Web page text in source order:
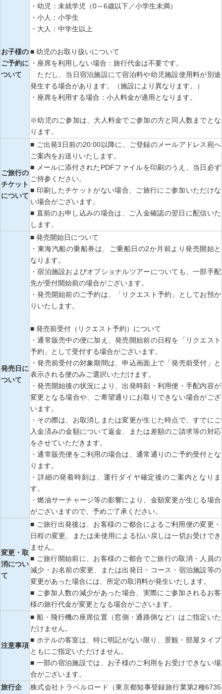
お子様の
ご予約に
ついて
・幼児：未就学児（0～6歳以下／小学生未満）
・小人：小学生
・大人：中学生以上
■ 幼児のお取り扱いについて
・座席を利用しない場合：旅行代金は不要です。
ただし、当日宿泊施設にて宿泊料や幼児施設使用料が別途
発生する場合があります。（施設により異なります。）
・座席を利用する場合：小人料金が適用となります。
※幼児のご参加は、大人料金でご参加の方と同人数までとな
ります。
ご旅行の
チケット
について
■ ご出発3日前の20:00以降に、ご登録のメールアドレス宛へ
ご案内をお送りいたします。
■ メールに添付されたPDFファイルを印刷のうえ、当日必ず
ご持参ください。
■ 印刷したチケットがない場合、ご旅行にご参加いただけな
い場合がございます。
■ 直前のお申し込みの場合は、ご入金確認の翌日に配信いた
します。
発売日に
ついて
■ 発売開始日について
・東海汽船の乗船券は、ご乗船日の2か月前より発売開始と
なります。
・宿泊施設およびオプショナルツアーについても、一部手配
先が受付開始前の場合がございます。
・発売開始前のご予約は、「リクエスト予約」としてお預か
りいたします。
■ 発売前受付（リクエスト予約）について
・通常販売中の便に加え、発売開始前の日程を「リクエスト
予約」として受付する場合がございます。
・発売前受付の対象期間は、申込画面上で「発売前受付」と
表示される便のみご選択いただけます。
・発売開始後の状況により、出発時刻・利用便・手配内容が
変更となる場合や、ご希望通りにお取りできない場合がござ
います。
・その際は、お取消しまたは変更が生じた時点で、すでにご
入金済みの金額について返金、または差額のご請求等の対応
をさせていただきます。
・通常販売便をご利用の場合は、通常通りのご予約受付とな
ります。
・詳細の発着時刻は、運行ダイヤ確定後のご案内となりま
す。
・燃油サーチャージ等の影響により、金額変更が生じる場合
がございますので、予めご了承ください。
変更・取
消につい
て
■ ご旅行出発後は、お客様のご都合によるご利用便の変更・
日程の変更、または未使用による払い戻しは一切お受けでき
ません。
■ ご旅行開始前に、お客様のご都合でご旅行の取消・人員の
減少・お名前の変更、または出発日・コース・宿泊施設等の
変更があった場合には、所定の取消料が発生いたします。
■ ご参加人数の減少があった場合、実際にご参加されるお客
様の旅行代金が変更となる場合がございます。
注意事項
■ 船・飛行機の座席位置（窓側・通路側など）はご指定いた
だけません。
■ ホテルの客室は、特に明記がない限り、景観・部屋タイプ
ともにご指定いただけません。
■ 一部の宿泊施設では、お子様のご利用をお受けできない場
合がございます。
旅行企
株式会社トラベルロード（東京都知事登録旅行業第2種6735